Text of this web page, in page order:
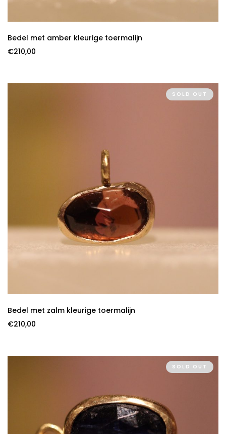
Bedel met amber kleurige toermalijn
€210,00
SOLD OUT
Bedel met zalm kleurige toermalijn
€210,00
SOLD OUT